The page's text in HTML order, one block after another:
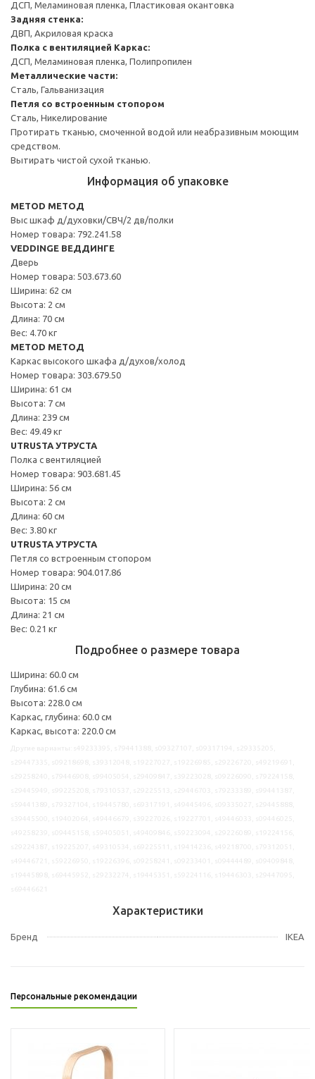
ДСП, Меламиновая пленка, Пластиковая окантовка
Задняя стенка:
ДВП, Акриловая краска
Полка с вентиляцией Каркас:
ДСП, Меламиновая пленка, Полипропилен
Металлические части:
Сталь, Гальванизация
Петля со встроенным стопором
Сталь, Никелирование
Протирать тканью, смоченной водой или неабразивным моющим
средством.
Вытирать чистой сухой тканью.
Информация об упаковке
METOD МЕТОД
Выс шкаф д/духовки/СВЧ/2 дв/полки
Номер товара: 792.241.58
VEDDINGE ВЕДДИНГЕ
Дверь
Номер товара: 503.673.60
Ширина: 62 см
Высота: 2 см
Длина: 70 см
Вес: 4.70 кг
METOD МЕТОД
Каркас высокого шкафа д/духов/холод
Номер товара: 303.679.50
Ширина: 61 см
Высота: 7 см
Длина: 239 см
Вес: 49.49 кг
UTRUSTA УТРУСТА
Полка с вентиляцией
Номер товара: 903.681.45
Ширина: 56 см
Высота: 2 см
Длина: 60 см
Вес: 3.80 кг
UTRUSTA УТРУСТА
Петля со встроенным стопором
Номер товара: 904.017.86
Ширина: 20 см
Высота: 15 см
Длина: 21 см
Вес: 0.21 кг
Подробнее о размере товара
Ширина: 60.0 см
Глубина: 61.6 см
Высота: 228.0 см
Каркас, глубина: 60.0 см
Каркас, высота: 220.0 см
Характеристики
Бренд IKEA
Персональные рекомендации